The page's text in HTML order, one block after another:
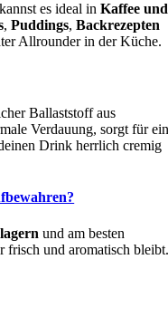
es ideal inKaffee und
,Puddings,Backrezepten
Allrounder in der Küche.
Ballaststoff aus
Verdauung, sorgt für
Drink herrlich cremig
und am besten
frisch und aromatisch